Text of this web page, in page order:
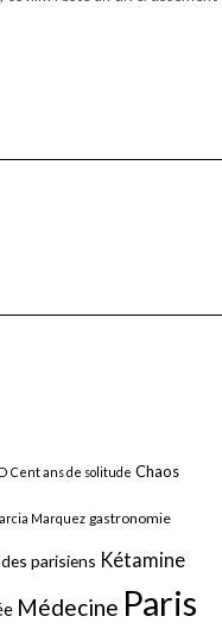
Cent ans de solitude Chaos
Marquez gastronomie
parisiens Kétamine
Médecine Paris